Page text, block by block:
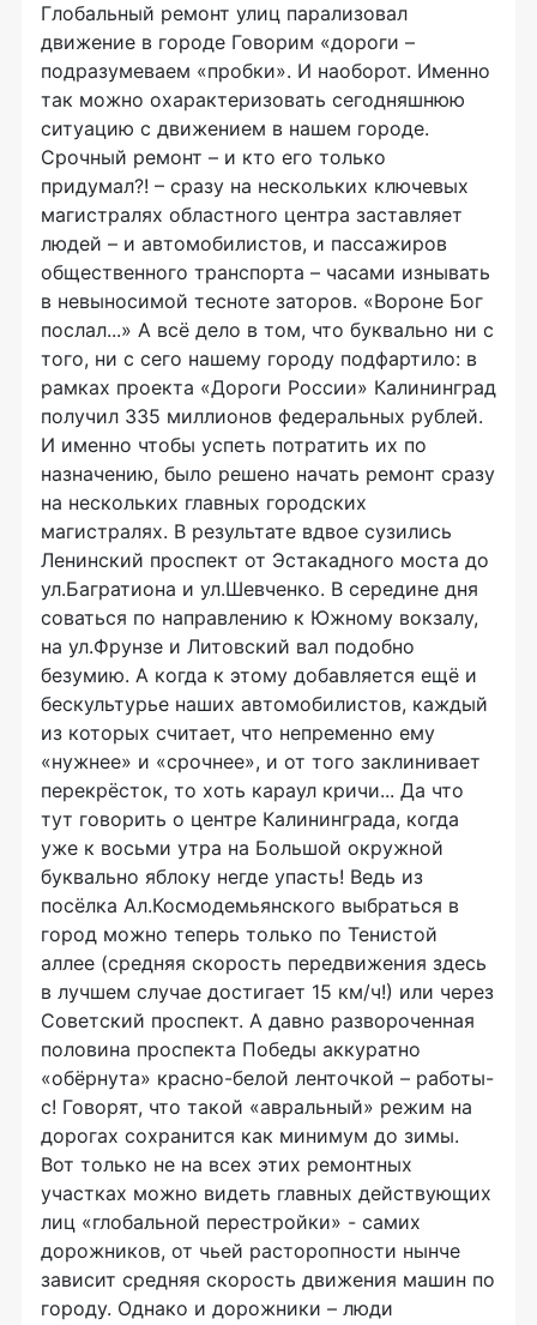
Глобальный ремонт улиц парализовал
движение в городе Говорим «дороги –
подразумеваем «пробки». И наоборот. Именно
так можно охарактеризовать сегодняшнюю
ситуацию с движением в нашем городе.
Срочный ремонт – и кто его только
придумал?! – сразу на нескольких ключевых
магистралях областного центра заставляет
людей – и автомобилистов, и пассажиров
общественного транспорта – часами изнывать
в невыносимой тесноте заторов. «Вороне Бог
послал...» А всё дело в том, что буквально ни с
того, ни с сего нашему городу подфартило: в
рамках проекта «Дороги России» Калининград
получил 335 миллионов федеральных рублей.
И именно чтобы успеть потратить их по
назначению, было решено начать ремонт сразу
на нескольких главных городских
магистралях. В результате вдвое сузились
Ленинский проспект от Эстакадного моста до
ул.Багратиона и ул.Шевченко. В середине дня
соваться по направлению к Южному вокзалу,
на ул.Фрунзе и Литовский вал подобно
безумию. А когда к этому добавляется ещё и
бескультурье наших автомобилистов, каждый
из которых считает, что непременно ему
«нужнее» и «срочнее», и от того заклинивает
перекрёсток, то хоть караул кричи... Да что
тут говорить о центре Калининграда, когда
уже к восьми утра на Большой окружной
буквально яблоку негде упасть! Ведь из
посёлка Ал.Космодемьянского выбраться в
город можно теперь только по Тенистой
аллее (средняя скорость передвижения здесь
в лучшем случае достигает 15 км/ч!) или через
Советский проспект. А давно развороченная
половина проспекта Победы аккуратно
«обёрнута» красно-белой ленточкой – работы-
с! Говорят, что такой «авральный» режим на
дорогах сохранится как минимум до зимы.
Вот только не на всех этих ремонтных
участках можно видеть главных действующих
лиц «глобальной перестройки» - самих
дорожников, от чьей расторопности нынче
зависит средняя скорость движения машин по
городу. Однако и дорожники – люди